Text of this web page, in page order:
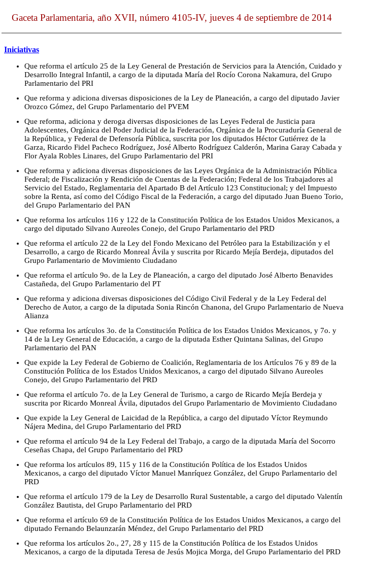
Gaceta Parlamentaria, año XVII, número 4105-IV, jueves 4 de septiembre de 2014
Iniciativas
Que reforma el artículo 25 de la Ley General de Prestación de Servicios para la Atención, Cuidado y
Desarrollo Integral Infantil, a cargo de la diputada María del Rocío Corona Nakamura, del Grupo
Parlamentario del PRI
Que reforma y adiciona diversas disposiciones de la Ley de Planeación, a cargo del diputado Javier
Orozco Gómez, del Grupo Parlamentario del PVEM
Que reforma, adiciona y deroga diversas disposiciones de las Leyes Federal de Justicia para
Adolescentes, Orgánica del Poder Judicial de la Federación, Orgánica de la Procuraduría General de
la República, y Federal de Defensoría Pública, suscrita por los diputados Héctor Gutiérrez de la
Garza, Ricardo Fidel Pacheco Rodríguez, José Alberto Rodríguez Calderón, Marina Garay Cabada y
Flor Ayala Robles Linares, del Grupo Parlamentario del PRI
Que reforma y adiciona diversas disposiciones de las Leyes Orgánica de la Administración Pública
Federal; de Fiscalización y Rendición de Cuentas de la Federación; Federal de los Trabajadores al
Servicio del Estado, Reglamentaria del Apartado B del Artículo 123 Constitucional; y del Impuesto
sobre la Renta, así como del Código Fiscal de la Federación, a cargo del diputado Juan Bueno Torio,
del Grupo Parlamentario del PAN
Que reforma los artículos 116 y 122 de la Constitución Política de los Estados Unidos Mexicanos, a
cargo del diputado Silvano Aureoles Conejo, del Grupo Parlamentario del PRD
Que reforma el artículo 22 de la Ley del Fondo Mexicano del Petróleo para la Estabilización y el
Desarrollo, a cargo de Ricardo Monreal Ávila y suscrita por Ricardo Mejía Berdeja, diputados del
Grupo Parlamentario de Movimiento Ciudadano
Que reforma el artículo 9o. de la Ley de Planeación, a cargo del diputado José Alberto Benavides
Castañeda, del Grupo Parlamentario del PT
Que reforma y adiciona diversas disposiciones del Código Civil Federal y de la Ley Federal del
Derecho de Autor, a cargo de la diputada Sonia Rincón Chanona, del Grupo Parlamentario de Nueva
Alianza
Que reforma los artículos 3o. de la Constitución Política de los Estados Unidos Mexicanos, y 7o. y
14 de la Ley General de Educación, a cargo de la diputada Esther Quintana Salinas, del Grupo
Parlamentario del PAN
Que expide la Ley Federal de Gobierno de Coalición, Reglamentaria de los Artículos 76 y 89 de la
Constitución Política de los Estados Unidos Mexicanos, a cargo del diputado Silvano Aureoles
Conejo, del Grupo Parlamentario del PRD
Que reforma el artículo 7o. de la Ley General de Turismo, a cargo de Ricardo Mejía Berdeja y
suscrita por Ricardo Monreal Ávila, diputados del Grupo Parlamentario de Movimiento Ciudadano
Que expide la Ley General de Laicidad de la República, a cargo del diputado Víctor Reymundo
Nájera Medina, del Grupo Parlamentario del PRD
Que reforma el artículo 94 de la Ley Federal del Trabajo, a cargo de la diputada María del Socorro
Ceseñas Chapa, del Grupo Parlamentario del PRD
Que reforma los artículos 89, 115 y 116 de la Constitución Política de los Estados Unidos
Mexicanos, a cargo del diputado Víctor Manuel Manríquez González, del Grupo Parlamentario del
PRD
Que reforma el artículo 179 de la Ley de Desarrollo Rural Sustentable, a cargo del diputado Valentín
González Bautista, del Grupo Parlamentario del PRD
Que reforma el artículo 69 de la Constitución Política de los Estados Unidos Mexicanos, a cargo del
diputado Fernando Belaunzarán Méndez, del Grupo Parlamentario del PRD
Que reforma los artículos 2o., 27, 28 y 115 de la Constitución Política de los Estados Unidos
Mexicanos, a cargo de la diputada Teresa de Jesús Mojica Morga, del Grupo Parlamentario del PRD